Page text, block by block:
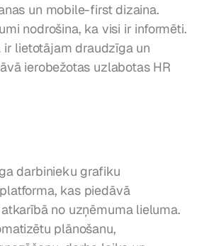
un mobile-first dizaina.
nodrošina, ka visi ir informēti.
lietotājam draudzīga un
ierobežotas uzlabotas HR
darbinieku grafiku
kas piedāvā
no uzņēmuma lieluma.
plānošanu,